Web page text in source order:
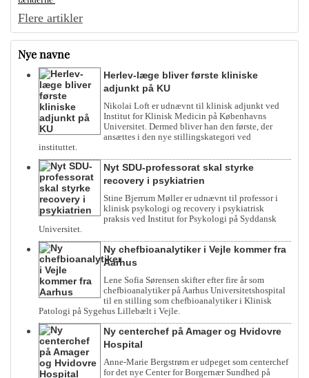
Flere artikler
Nye navne
Herlev-læge bliver første kliniske
adjunkt på KU
Nikolai Loft er udnævnt til klinisk adjunkt ved
Institut for Klinisk Medicin på Københavns
Universitet. Dermed bliver han den første, der
ansættes i den nye stillingskategori ved
instituttet.
Nyt SDU-professorat skal styrke
recovery i psykiatrien
Stine Bjerrum Møller er udnævnt til professor i
klinisk psykologi og recovery i psykiatrisk
praksis ved Institut for Psykologi på Syddansk
Universitet.
Ny chefbioanalytiker i Vejle kommer fra
Aarhus
Lene Sofia Sørensen skifter efter fire år som
chefbioanalytiker på Aarhus Universitetshospital
til en stilling som chefbioanalytiker i Klinisk
Patologi på Sygehus Lillebælt i Vejle.
Ny centerchef på Amager og Hvidovre
Hospital
Anne-Marie Bergstrøm er udpeget som centerchef
for det nye Center for Borgernær Sundhed på